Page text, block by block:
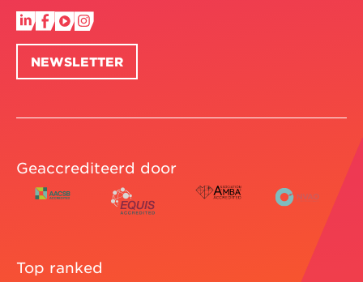
NEWSLETTER
Geaccrediteerd door
Top ranked